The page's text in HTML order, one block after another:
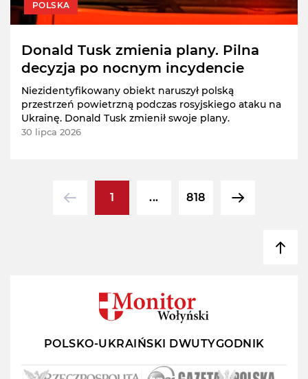
POLSKA
Donald Tusk zmienia plany. Pilna
decyzja po nocnym incydencie
Niezidentyfikowany obiekt naruszył polską
przestrzeń powietrzną podczas rosyjskiego ataku na
Ukrainę. Donald Tusk zmienił swoje plany.
30 lipca 2026
1 ... 818
POLSKO-UKRAIŃSKI DWUTYGODNIK